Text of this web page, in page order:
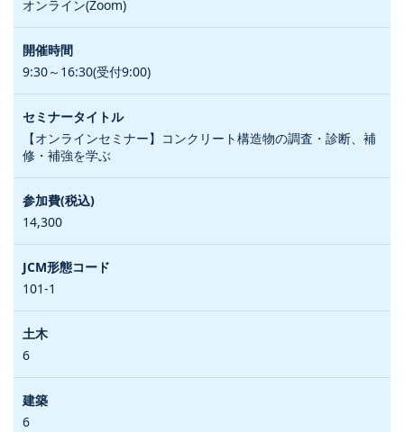
オンライン(Zoom)
9:30～16:30(受付9:00)
【オンラインセミナー】コンクリート構造物の調査・診断、補
修・補強を学ぶ
14,300
101-1
6
6